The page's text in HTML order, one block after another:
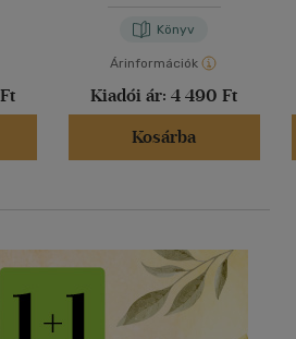
Könyv
Árinformációk
Kiadói ár: 4 490 Ft
Kosárba